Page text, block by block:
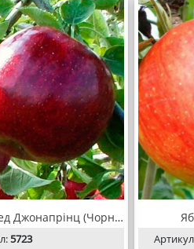
Яблуня Ред Джонапрінц (Чорний принц)
5723